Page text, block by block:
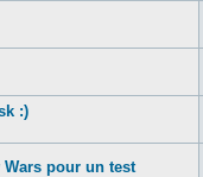
:)
Wars pour un test